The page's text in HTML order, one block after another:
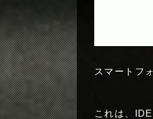
スマートフ
これは、